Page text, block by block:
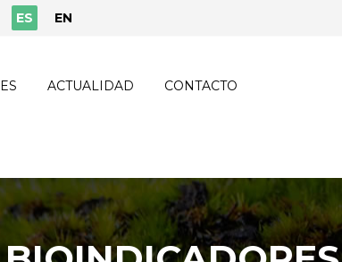
ES EN
ACTUALIDAD CONTACTO